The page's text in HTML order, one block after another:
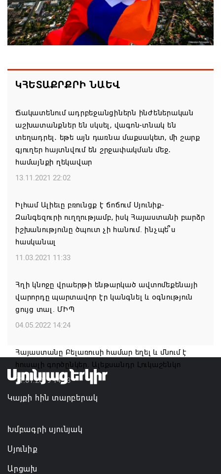
Թուրքիան, Սաուդյան Արաբիան և Պակիստանը
ռազմական դաշինք ստեղծելու մասին
համաձայնագիր են ստորագրել
07.08.2026 16:43
Հայ ժողովուրդն է ընտրում Հայոց Հայրապետին և
հեռացնելու ընթացակարգ չկա
Կաթողիկոսի և 6 եպիսկոպոսի գործով դատական
նիստը կանցկացվի դռնփակ
07.08.2026 16:34
ՀՐԱՎԻՐՈՒՄ ԵՆՔ ՄԻԱՍԻՆ ՆՇԵԼՈՒ ՏԱՇՏՈՒՆ
07.08.2026 16:21
Կապան համայնքի ղեկավար Գևորգ Փարսյանի
մեծածավալ աշխատանքներ՝ գյուղական
07.08.2026 16:09
ուկրաինական գնացքին
TRIP ծրագրով 120 մլն եվրո ներդրում՝
Հայաստանի մի շարք զբոսաշրջային
կլաստերների զարգացման համար
ԿՀԵՏԱՔՐՔՐԻ ՆԱԵՎ
Ճակատենում ադրբեջանցիներն ինժեներական
աշխատանքներ են սկսել, վագոն-տնակ են
տեղադրել․ եթե այն դառնա մաքսակետ, մի շարք
գյուղեր հայտնվում են շրջափակման մեջ․
համայնքի ղեկավար
13.11.2021 22:02
Իլհամ Ալիեւը բռունցք է ճոճում Սյունիք-
Զանգեզուրի ուղղությամբ, իսկ Հայաստանի բարձր
իշխանությունը ծպուտ չի հանում. ինչպե՞ս
հասկանալ
11.03.2021 11:33
Հղի կնոջը վրաերթի ենթարկած ավտոմեքենայի
վարորդը պարտավոր էր կանգնել և օգնություն
ցույց տալ. ՄԻՊ
04.05.2022 14:24
Հայաստանը Բելառուսի համար եղել և մնում է
հուսալի գործընկեր. Ալեքսանդր Լուկաշենկո
21.01.2019 14:13
Կայքի հին տարբերակ
Խմբագրի սյունյակ
Սյունիք
Արցախ